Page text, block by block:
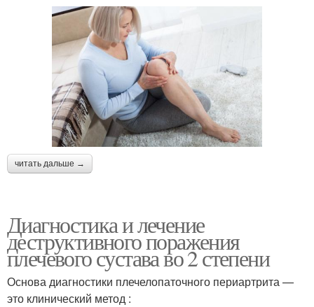
читать дальше →
Диагностика и лечение
деструктивного поражения
плечевого сустава во 2 степени
Основа диагностики плечелопаточного периартрита —
это клинический метод :